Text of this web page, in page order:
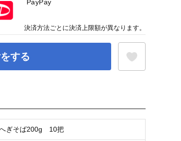
する
ぎそば200g 10把
PayPay
決済方法ごとに決済上限額が異なります。